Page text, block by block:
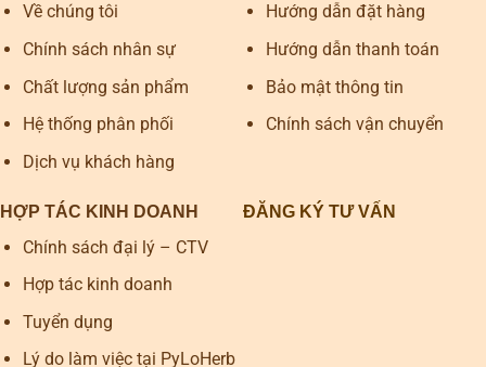
Về chúng tôi
Chính sách nhân sự
Chất lượng sản phẩm
Hệ thống phân phối
Dịch vụ khách hàng
Hướng dẫn đặt hàng
Hướng dẫn thanh toán
Bảo mật thông tin
Chính sách vận chuyển
HỢP TÁC KINH DOANH
Chính sách đại lý – CTV
Hợp tác kinh doanh
Tuyển dụng
Lý do làm việc tại PyLoHerb
ĐĂNG KÝ TƯ VẤN